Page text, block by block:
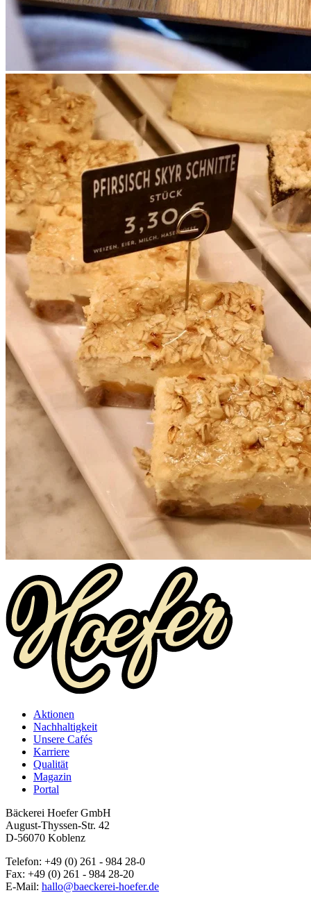
Aktionen
Nachhaltigkeit
Unsere Cafés
Karriere
Qualität
Magazin
Portal
Bäckerei Hoefer GmbH
August-Thyssen-Str. 42
D-56070 Koblenz
Telefon: +49 (0) 261 - 984 28-0
Fax: +49 (0) 261 - 984 28-20
E-Mail: hallo@baeckerei-hoefer.de